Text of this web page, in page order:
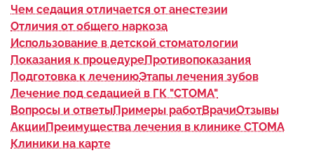
Чем седация отличается от анестезии
Отличия от общего наркоза
Использование в детской стоматологии
Показания к процедуреПротивопоказания
Подготовка к лечениюЭтапы лечения зубов
Лечение под седацией в ГК "СТОМА"
Вопросы и ответыПримеры работВрачиОтзывы
АкцииПреимущества лечения в клинике СТОМА
Клиники на карте